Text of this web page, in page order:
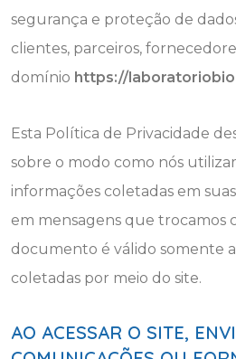
segurança e proteção de
clientes, parceiros,
domínio https://
Esta Política de Privacidade
sobre o modo como nós
informações coletadas em suas
em mensagens que trocamos
documento é válido somente
coletadas por meio do site.
AO ACESSAR O SITE,